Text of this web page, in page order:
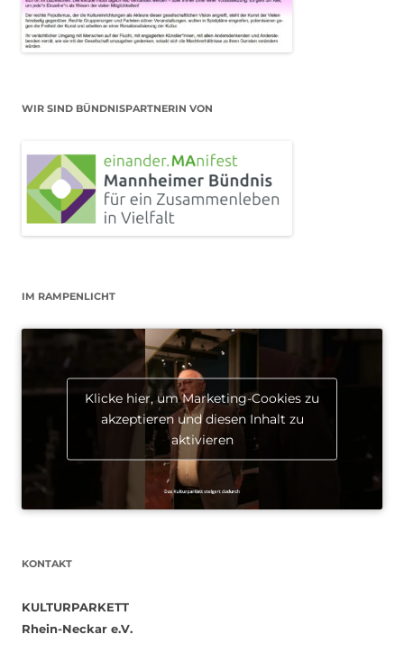
WIR SIND BÜNDNISPARTNERIN VON
IM RAMPENLICHT
Klicke hier, um Marketing-Cookies zu
akzeptieren und diesen Inhalt zu
aktivieren
KONTAKT
KULTURPARKETT
Rhein-Neckar e.V.